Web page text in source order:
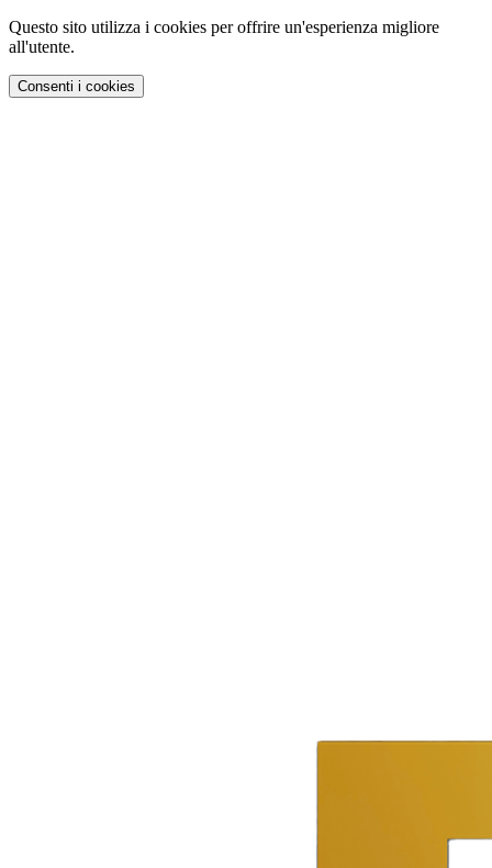
Questo sito utilizza i cookies per offrire un'esperienza migliore
all'utente.
Consenti i cookies